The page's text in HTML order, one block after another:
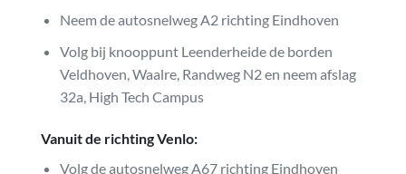
Neem de autosnelweg A2 richting Eindhoven
Volg bij knooppunt Leenderheide de borden
Veldhoven, Waalre, Randweg N2 en neem afslag
32a, High Tech Campus
Vanuit de richting Venlo:
Volg de autosnelweg A67 richting Eindhoven